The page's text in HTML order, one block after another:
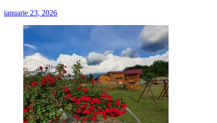
ianuarie 23, 2026